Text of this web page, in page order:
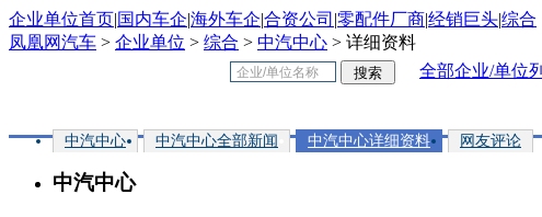
企业单位首页|国内车企|海外车企|合资公司 |零配件厂商|经销巨头|综合
凤凰网汽车 > 企业单位 > 综合 > 中汽中心 > 详细资料
全部企业/单位
中汽中心 中汽中心全部新闻 中汽中心详细资料 网友评论
中汽中心